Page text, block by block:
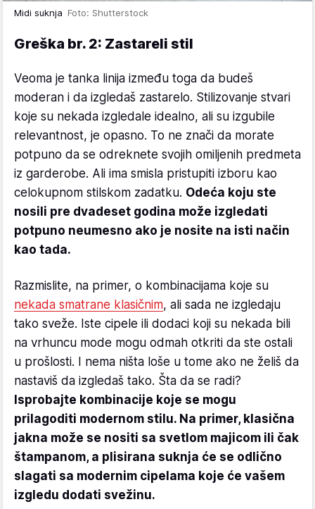
Midi suknja Foto: Shutterstock
Greška br. 2: Zastareli stil
Veoma je tanka linija između toga da budeš
moderan i da izgledaš zastarelo. Stilizovanje stvari
koje su nekada izgledale idealno, ali su izgubile
relevantnost, je opasno. To ne znači da morate
potpuno da se odreknete svojih omiljenih predmeta
iz garderobe. Ali ima smisla pristupiti izboru kao
celokupnom stilskom zadatku. Odeća koju ste
nosili pre dvadeset godina može izgledati
potpuno neumesno ako je nosite na isti način
kao tada.
Razmislite, na primer, o kombinacijama koje su
nekada smatrane klasičnim, ali sada ne izgledaju
tako sveže. Iste cipele ili dodaci koji su nekada bili
na vrhuncu mode mogu odmah otkriti da ste ostali
u prošlosti. I nema ništa loše u tome ako ne želiš da
nastaviš da izgledaš tako. Šta da se radi?
Isprobajte kombinacije koje se mogu
prilagoditi modernom stilu. Na primer, klasična
jakna može se nositi sa svetlom majicom ili čak
štampanom, a plisirana suknja će se odlično
slagati sa modernim cipelama koje će vašem
izgledu dodati svežinu.